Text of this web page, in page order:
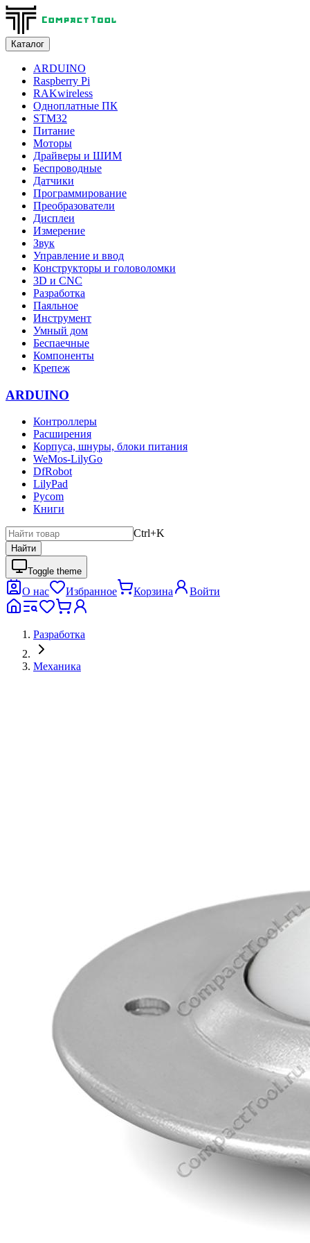
Каталог
ARDUINO
Raspberry Pi
RAKwireless
Одноплатные ПК
STM32
Питание
Моторы
Драйверы и ШИМ
Беспроводные
Датчики
Программирование
Преобразователи
Дисплеи
Измерение
Звук
Управление и ввод
Конструкторы и головоломки
3D и CNC
Разработка
Паяльное
Инструмент
Умный дом
Беспаечные
Компоненты
Крепеж
ARDUINO
Контроллеры
Расширения
Корпуса, шнуры, блоки питания
WeMos-LilyGo
DfRobot
LilyPad
Pycom
Книги
Ctrl+K
Найти
Toggle theme
О нас Избранное Корзина Войти
Разработка
Механика